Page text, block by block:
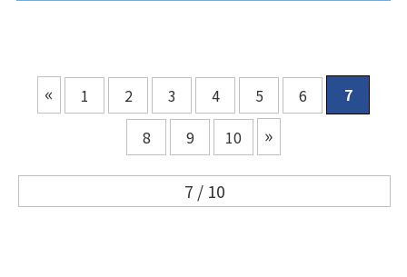
7 / 10
« 1 2 3 4 5 6
7
8
9 10 »